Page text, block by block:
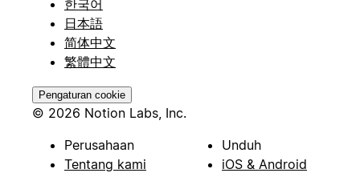
한국어
日本語
简体中文
繁體中文
Pengaturan cookie
© 2026 Notion Labs, Inc.
Perusahaan
Tentang kami
Unduh
iOS & Android